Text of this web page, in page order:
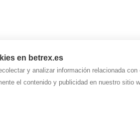
en betrex.es
y analizar información relacionada
el contenido y publicidad en nuestro sitio